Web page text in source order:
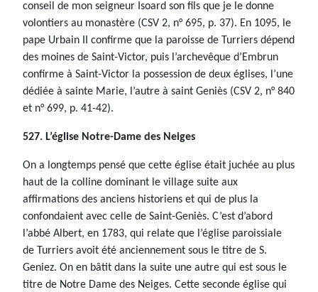
conseil de mon seigneur Isoard son fils que je le donne
volontiers au monastère (CSV 2, n° 695, p. 37). En 1095, le
pape Urbain II confirme que la paroisse de Turriers dépend
des moines de Saint-Victor, puis l’archevêque d’Embrun
confirme à Saint-Victor la possession de deux églises, l’une
dédiée à sainte Marie, l’autre à saint Geniès (CSV 2, n° 840
et n° 699, p. 41-42).
527. L’église Notre-Dame des Neiges
On a longtemps pensé que cette église était juchée au plus
haut de la colline dominant le village suite aux
affirmations des anciens historiens et qui de plus la
confondaient avec celle de Saint-Geniès. C’est d’abord
l’abbé Albert, en 1783, qui relate que l’église paroissiale
de Turriers avoit été anciennement sous le titre de S.
Geniez. On en bâtit dans la suite une autre qui est sous le
titre de Notre Dame des Neiges. Cette seconde église qui